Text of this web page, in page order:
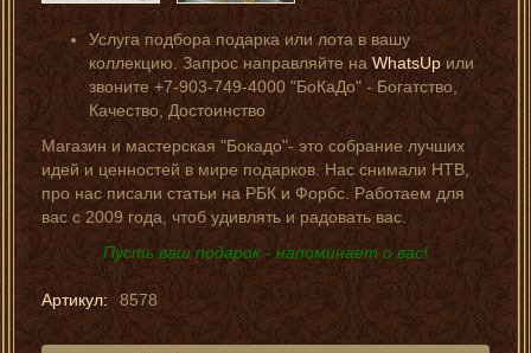
Услуга подбора подарка или лота в вашу
коллекцию. Запрос направляйте на WhatsUpили
звоните +7-903-749-4000 "БоКаДо" - Богатство,
Качество, Достоинство
Магазин и мастерская "Бокадо"- это собрание лучших
идей и ценностей в мире подарков. Нас снимали НТВ,
про нас писали статьи на РБК и Форбс. Работаем для
вас с 2009 года, чтоб удивлять и радовать вас.
Пусть ваш подарок - напоминает о вас!
Артикул: 8578